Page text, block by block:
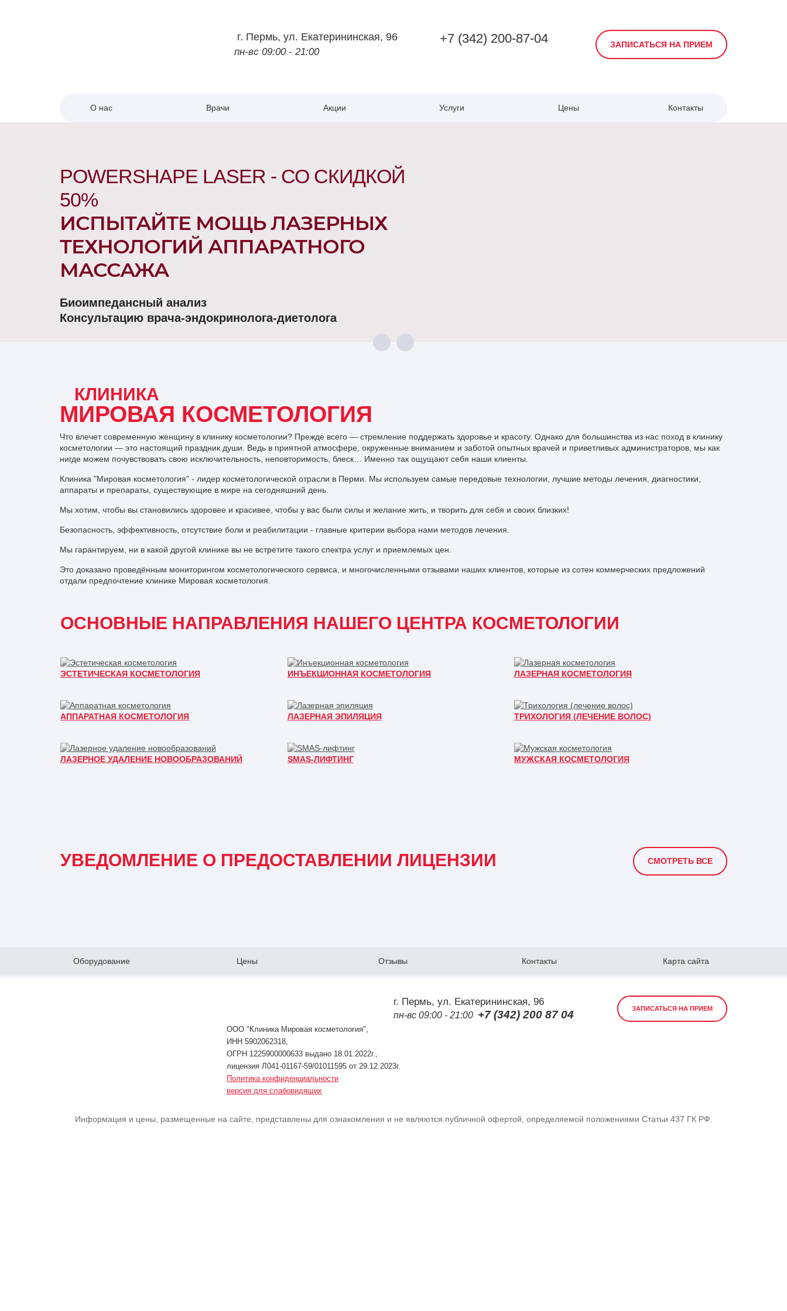
г. Пермь,ул. Екатерининская, 96
пн-вс 09:00 - 21:00
+7 (342) 200-87-04 ЗАПИСАТЬСЯ НА ПРИЕМ
О нас Врачи Акции Услуги Цены Контакты
POWERSHAPE LASER - СО СКИДКОЙ
50%
ИСПЫТАЙТЕ МОЩЬ ЛАЗЕРНЫХ
ТЕХНОЛОГИЙ АППАРАТНОГО
МАССАЖА
Биоимпедансный анализ
Консультацию врача-эндокринолога-диетолога
ПОДРОБНЕЕ
КЛИНИКА
МИРОВАЯ КОСМЕТОЛОГИЯ
Что влечет современную женщину в клинику косметологии? Прежде всего — стремление поддержать здоровье и красоту. Однако для большинства из нас поход в клинику
косметологии — это настоящий праздник души. Ведь в приятной атмосфере, окруженные вниманием и заботой опытных врачей и приветливых администраторов, мы как
нигде можем почувствовать свою исключительность, неповторимость, блеск… Именно так ощущают себя наши клиенты.
Клиника "Мировая косметология" - лидер косметологической отрасли в Перми. Мы используем самые передовые технологии, лучшие методы лечения, диагностики,
аппараты и препараты, существующие в мире на сегодняшний день.
Мы хотим, чтобы вы становились здоровее и красивее, чтобы у вас были силы и желание жить, и творить для себя и своих близких!
Безопасность, эффективность, отсутствие боли и реабилитации - главные критерии выбора нами методов лечения.
Мы гарантируем, ни в какой другой клинике вы не встретите такого спектра услуг и приемлемых цен.
Это доказано проведённым мониторингом косметологического сервиса, и многочисленными отзывами наших клиентов, которые из сотен коммерческих предложений
отдали предпочтение клинике Мировая косметология.
ОСНОВНЫЕ НАПРАВЛЕНИЯ НАШЕГО ЦЕНТРА КОСМЕТОЛОГИИ
ЭСТЕТИЧЕСКАЯ КОСМЕТОЛОГИЯ ИНЪЕКЦИОННАЯ КОСМЕТОЛОГИЯ ЛАЗЕРНАЯ КОСМЕТОЛОГИЯ
АППАРАТНАЯ КОСМЕТОЛОГИЯ ЛАЗЕРНАЯ ЭПИЛЯЦИЯ ТРИХОЛОГИЯ (ЛЕЧЕНИЕ ВОЛОС)
ЛАЗЕРНОЕ УДАЛЕНИЕ НОВООБРАЗОВАНИЙ SMAS-ЛИФТИНГ МУЖСКАЯ КОСМЕТОЛОГИЯ
УВЕДОМЛЕНИЕ О ПРЕДОСТАВЛЕНИИ ЛИЦЕНЗИИ СМОТРЕТЬ ВСЕ
Оборудование Цены Отзывы Контакты Карта сайта
г. Пермь, ул. Екатерининская, 96
пн-вс 09:00 - 21:00 +7 (342) 200 87 04
ООО "Клиника Мировая косметология",
ИНН 5902062318,
ОГРН 1225900000633 выдано 18.01.2022г.,
лицензия Л041-01167-59/01011595 от 29.12.2023г.
Политика конфиденциальности
версия для слабовидящих
ЗАПИСАТЬСЯ НА ПРИЕМ
Информация и цены, размещенные на сайте, представлены для ознакомления и не являются публичной офертой, определяемой положениями Статьи 437 ГК РФ.